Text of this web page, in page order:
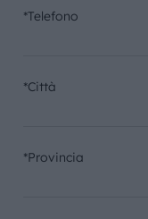
*Telefono
*Città
*Provincia